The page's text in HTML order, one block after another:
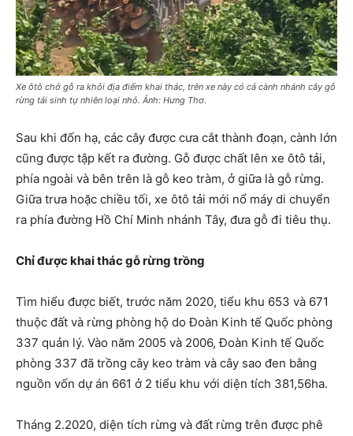
Xe ôtô chở gỗ ra khỏi địa điểm khai thác, trên xe này có cả cành nhánh cây gỗ
rừng tái sinh tự nhiên loại nhỏ. Ảnh: Hưng Thơ.
Sau khi đốn hạ, các cây được cưa cắt thành đoạn, cành lớn
cũng được tập kết ra đường. Gỗ được chất lên xe ôtô tải,
phía ngoài và bên trên là gỗ keo tràm, ở giữa là gỗ rừng.
Giữa trưa hoặc chiều tối, xe ôtô tải mới nổ máy di chuyển
ra phía đường Hồ Chí Minh nhánh Tây, đưa gỗ đi tiêu thụ.
Chỉ được khai thác gỗ rừng trồng
Tìm hiểu được biết, trước năm 2020, tiểu khu 653 và 671
thuộc đất và rừng phòng hộ do Đoàn Kinh tế Quốc phòng
337 quản lý. Vào năm 2005 và 2006, Đoàn Kinh tế Quốc
phòng 337 đã trồng cây keo tràm và cây sao đen bằng
nguồn vốn dự án 661 ở 2 tiểu khu với diện tích 381,56ha.
Tháng 2.2020, diện tích rừng và đất rừng trên được phê